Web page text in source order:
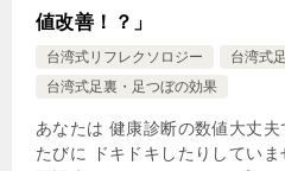
値改善！？」
台湾式リフレクソロジー
台湾式
台湾式足裏・足つぼの効果
あなたは 健康診断の数値大丈
たびに ドキドキしたりしてい